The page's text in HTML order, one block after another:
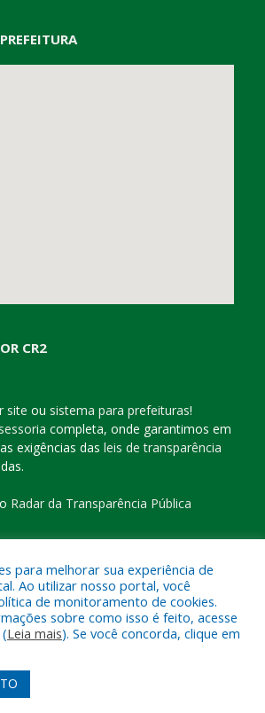
CR2
site ou sistema para prefeituras!
completa, onde garantimos em
exigências das leis de transparência
Radar da Transparência Pública
a Prefeitura Municipal de Eldorado
do Carajás
Acessar o Webmail
para melhorar sua experiência de
Ao utilizar nosso portal, você
de monitoramento de cookies.
sobre como isso é feito, acesse
Leia mais). Se você concorda, clique em